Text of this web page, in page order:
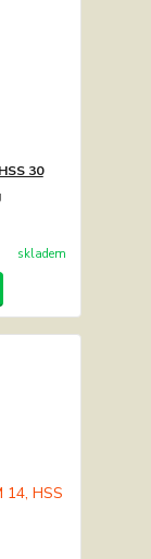
30
6g
skladem